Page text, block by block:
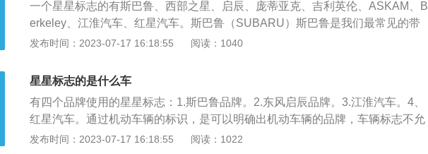
动机，这款发动机的代号为FA20，这款发动机的最大功率是147kw，最大扭矩为
205牛米，这款发动机的最大功率转速为7000转每分钟，最大扭矩转速为6400到
6600转每分钟。这款发动机配备了混合喷射技术，而且使用的是铝合金缸盖缸体
一个星星标志的有斯巴鲁、西部之星、启辰、庞蒂亚克、吉利英伦、ASKAM、B
erkeley、江淮汽车、红星汽车。斯巴鲁（SUBARU）斯巴鲁是我们最常见的带
有星星形状的汽车标志。斯巴鲁的标志是金牛座中昴宿星团的代表。六颗炙热的
表富士重工，而右边的五颗小星则代表其子公司，包括汽车部门的斯巴鲁。西部
之星（WESTERNSTAR）西部之星是一家美国卡车制造商，总部位于美国俄勒
冈州波特兰市，是戴姆勒卡车北美公司的子公司，而戴姆勒卡车北美公司又是德
国戴姆勒股份公司的全资子公司。西部之星的标志是由大写字母W和一颗五角星
组成的。这一设计突出了西方之星的公司名称。庞蒂亚克（PONTIA）庞蒂克是
发布时间：2023-07-17 16:18:55 阅读：1040
星星标志的是什么车
有四个品牌使用的星星标志：1.斯巴鲁品牌。2.东风启辰品牌。3.江淮汽车。4、
红星汽车。通过机动车辆的标识，是可以明确出机动车辆的品牌，车辆标志不允
许私自更改，但允许改变颜色。斯巴鲁：成立时间是1953年，斯巴鲁品牌是来自
发布时间：2023-07-17 16:18:55 阅读：1022